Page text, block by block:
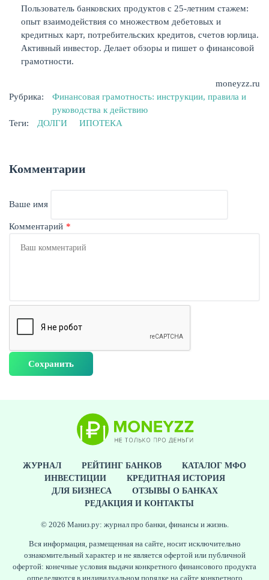
Пользователь банковских продуктов с 25-летним стажем:
опыт взаимодействия со множеством дебетовых и
кредитных карт, потребительских кредитов, счетов юрлица.
Активный инвестор. Делает обзоры и пишет о финансовой
грамотности.
moneyzz.ru
Рубрика:
Финансовая грамотность: инструкции, правила и
руководства к действию
Теги:
ДОЛГИ ИПОТЕКА
Комментарии
Ваше имя
Комментарий
ЖУРНАЛ РЕЙТИНГ БАНКОВ
КАТАЛОГ МФО
ИНВЕСТИЦИИ
КРЕДИТНАЯ ИСТОРИЯ
ДЛЯ БИЗНЕСА
ОТЗЫВЫ О БАНКАХ
РЕДАКЦИЯ И КОНТАКТЫ
© 2026 Маниз.ру: журнал про банки, финансы и жизнь.
Вся информация, размещенная на сайте, носит исключительно
ознакомительный характер и не является офертой или публичной
офертой: конечные условия выдачи конкретного финансового продукта
определяются в индивидуальном порядке на сайте конкретного